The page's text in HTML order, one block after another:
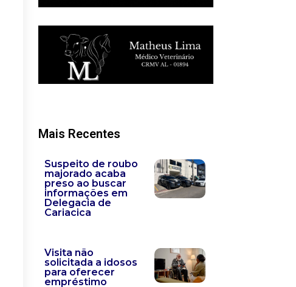
Mais Recentes
Suspeito de roubo
majorado acaba
preso ao buscar
informações em
Delegacia de
Cariacica
Visita não
solicitada a idosos
para oferecer
empréstimo